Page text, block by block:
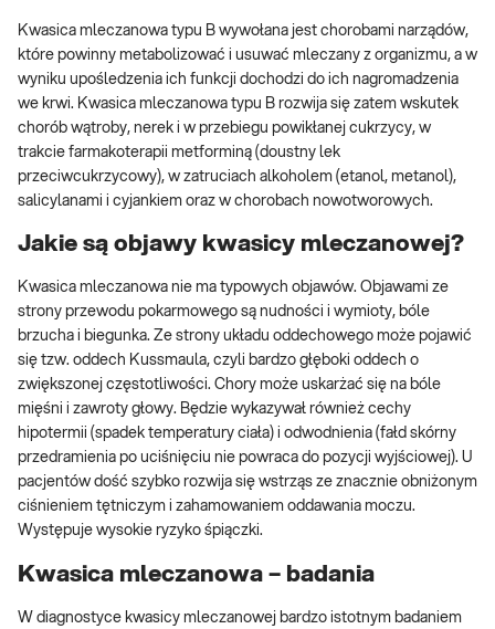
Kwasica mleczanowa typu B wywołana jest chorobami narządów,
które powinny metabolizować i usuwać mleczany z organizmu, a w
wyniku upośledzenia ich funkcji dochodzi do ich nagromadzenia
we krwi. Kwasica mleczanowa typu B rozwija się zatem wskutek
chorób wątroby, nerek i w przebiegu powikłanej cukrzycy, w
trakcie farmakoterapii metforminą (doustny lek
przeciwcukrzycowy), w zatruciach alkoholem (etanol, metanol),
salicylanami i cyjankiem oraz w chorobach nowotworowych.
Jakie są objawy kwasicy mleczanowej?
Kwasica mleczanowa nie ma typowych objawów. Objawami ze
strony przewodu pokarmowego są nudności i wymioty, bóle
brzucha i biegunka. Ze strony układu oddechowego może pojawić
się tzw. oddech Kussmaula, czyli bardzo głęboki oddech o
zwiększonej częstotliwości. Chory może uskarżać się na bóle
mięśni i zawroty głowy. Będzie wykazywał również cechy
hipotermii (spadek temperatury ciała) i odwodnienia (fałd skórny
przedramienia po uciśnięciu nie powraca do pozycji wyjściowej). U
pacjentów dość szybko rozwija się wstrząs ze znacznie obniżonym
ciśnieniem tętniczym i zahamowaniem oddawania moczu.
Występuje wysokie ryzyko śpiączki.
Kwasica mleczanowa – badania
W diagnostyce kwasicy mleczanowej bardzo istotnym badaniem